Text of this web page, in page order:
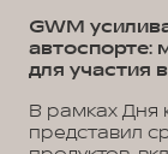
GWM
автоспорте:
для участия
В рамках Дня
представил